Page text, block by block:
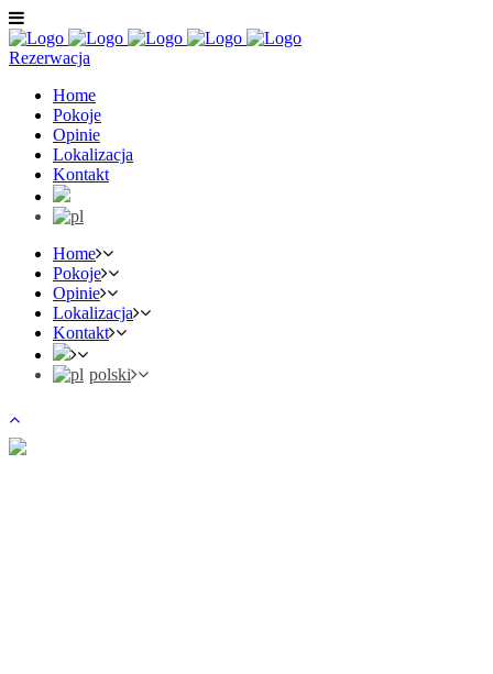
Rezerwacja
Home
Pokoje
Opinie
Lokalizacja
Kontakt
Home
Pokoje
Opinie
Lokalizacja
Kontakt
polski